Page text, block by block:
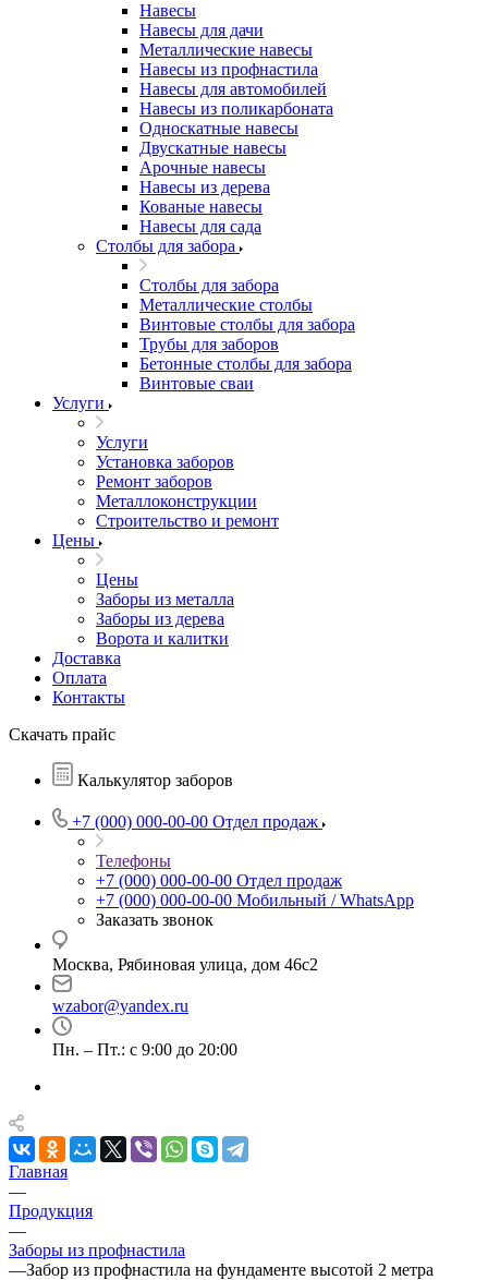
Навесы
Навесы для дачи
Металлические навесы
Навесы из профнастила
Навесы для автомобилей
Навесы из поликарбоната
Односкатные навесы
Двускатные навесы
Арочные навесы
Навесы из дерева
Кованые навесы
Навесы для сада
Столбы для забора
Столбы для забора
Металлические столбы
Винтовые столбы для забора
Трубы для заборов
Бетонные столбы для забора
Винтовые сваи
Услуги
Услуги
Установка заборов
Ремонт заборов
Металлоконструкции
Строительство и ремонт
Цены
Цены
Заборы из металла
Заборы из дерева
Ворота и калитки
Доставка
Оплата
Контакты
Скачать прайс
Калькулятор заборов
+7 (000) 000-00-00 Отдел продаж
Телефоны
+7 (000) 000-00-00 Отдел продаж
+7 (000) 000-00-00 Мобильный / WhatsApp
Заказать звонок
Москва, Рябиновая улица, дом 46с2
wzabor@yandex.ru
Пн. – Пт.: с 9:00 до 20:00
Главная
—
Продукция
—
Заборы из профнастила
—Забор из профнастила на фундаменте высотой 2 метра